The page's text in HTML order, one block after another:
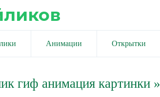
Анимации Открытки
гиф анимация картинки»